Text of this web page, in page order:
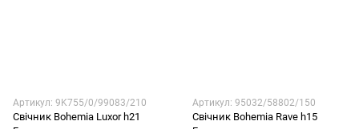
Артикул: 9K755/0/99083/210
Свічник Bohemia Luxor h21
Артикул: 95032/58802/150
Свічник Bohemia Rave h15